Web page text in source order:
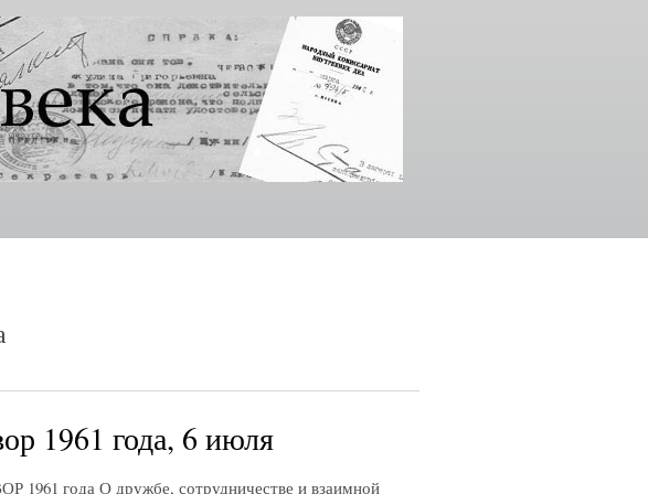
1961 года, 6 июля
года О дружбе, сотрудничестве и взаимной